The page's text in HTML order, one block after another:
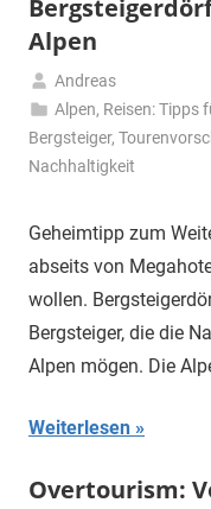
Alpen
24.
Februar
2024
Andreas
Alpen, Reisen: Tipps
Bergsteiger,
Nachhaltigkeit
Geheimtipp zum
abseits von
wollen.
Bergsteiger, die die
Alpen mögen. Die
Weiterlesen
Overtourism: